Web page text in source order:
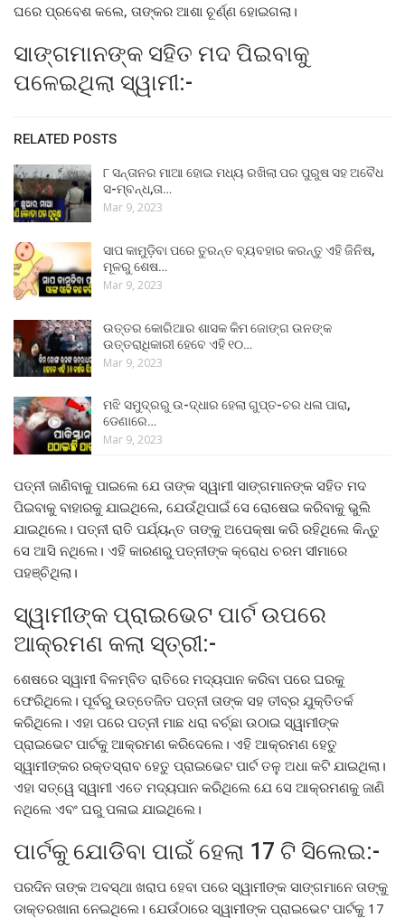
ଘରେ ପ୍ରବେଶ କଲେ, ତାଙ୍କର ଆଶା ଚୂର୍ଣ୍ଣ ହୋଇଗଲା।
ସାଙ୍ଗମାନଙ୍କ ସହିତ ମଦ ପିଇବାକୁ
ପଳେଇଥିଲା ସ୍ୱାମୀ:-
RELATED POSTS
୮ ସନ୍ତାନର ମାଆ ହୋଇ ମଧ୍ୟ ରଖିଲା ପର ପୁରୁଷ ସହ ଅବୈଧ
ସ-ମ୍ବନ୍ଧ,ତା…
Mar 9, 2023
ସାପ କାମୁଡ଼ିବା ପରେ ତୁରନ୍ତ ବ୍ୟବହାର କରନ୍ତୁ ଏହି ଜିନିଷ,
ମୂଳରୁ ଶେଷ…
Mar 9, 2023
ଉତ୍ତର କୋରିଆର ଶାସକ କିମ ଜୋଙ୍ଗ ଉନଙ୍କ
ଉତ୍ତରାଧିକାରୀ ହେବେ ଏହି ୧୦…
Mar 9, 2023
ମଝି ସମୁଦ୍ରରୁ ଉ-ଦ୍ଧାର ହେଲା ଗୁପ୍ତ-ଚର ଧଳା ପାରା,
ଡେଣାରେ…
Mar 9, 2023
ପତ୍ନୀ ଜାଣିବାକୁ ପାଇଲେ ଯେ ତାଙ୍କ ସ୍ୱାମୀ ସାଙ୍ଗମାନଙ୍କ ସହିତ ମଦ
ପିଇବାକୁ ବାହାରକୁ ଯାଇଥିଲେ, ଯେଉଁଥିପାଇଁ ସେ ରୋଷେଇ କରିବାକୁ ଭୁଲି
ଯାଇଥିଲେ। ପତ୍ନୀ ରାତି ପର୍ଯ୍ୟନ୍ତ ତାଙ୍କୁ ଅପେକ୍ଷା କରି ରହିଥିଲେ କିନ୍ତୁ
ସେ ଆସି ନଥିଲେ। ଏହି କାରଣରୁ ପତ୍ନୀଙ୍କ କ୍ରୋଧ ଚରମ ସୀମାରେ
ପହଞ୍ଚିଥିଲା।
ସ୍ୱାମୀଙ୍କ ପ୍ରାଇଭେଟ ପାର୍ଟ ଉପରେ
ଆକ୍ରମଣ କଲା ସ୍ତ୍ରୀ:-
ଶେଷରେ ସ୍ୱାମୀ ବିଳମ୍ବିତ ରାତିରେ ମଦ୍ୟପାନ କରିବା ପରେ ଘରକୁ
ଫେରିଥିଲେ। ପୂର୍ବରୁ ଉତ୍ତେଜିତ ପତ୍ନୀ ତାଙ୍କ ସହ ତୀବ୍ର ଯୁକ୍ତିତର୍କ
କରିଥିଲେ। ଏହା ପରେ ପତ୍ନୀ ମାଛ ଧରା ବର୍ଚ୍ଛା ଉଠାଇ ସ୍ୱାମୀଙ୍କ
ପ୍ରାଇଭେଟ ପାର୍ଟକୁ ଆକ୍ରମଣ କରିଦେଲେ। ଏହି ଆକ୍ରମଣ ହେତୁ
ସ୍ୱାମୀଙ୍କର ରକ୍ତସ୍ରାବ ହେତୁ ପ୍ରାଇଭେଟ ପାର୍ଟ ତଳୁ ଅଧା କଟି ଯାଇଥିଲା।
ଏହା ସତ୍ୱେ ସ୍ୱାମୀ ଏତେ ମଦ୍ୟପାନ କରିଥିଲେ ଯେ ସେ ଆକ୍ରମଣକୁ ଜାଣି
ନଥିଲେ ଏବଂ ଘରୁ ପଳାଇ ଯାଇଥିଲେ।
ପାର୍ଟକୁ ଯୋଡିବା ପାଇଁ ହେଲା 17 ଟି ସିଲେଇ:-
ପରଦିନ ତାଙ୍କ ଅବସ୍ଥା ଖରାପ ହେବା ପରେ ସ୍ୱାମୀଙ୍କ ସାଙ୍ଗମାନେ ତାଙ୍କୁ
ଡାକ୍ତରଖାନା ନେଇଥିଲେ। ଯେଉଁଠାରେ ସ୍ୱାମୀଙ୍କ ପ୍ରାଇଭେଟ ପାର୍ଟକୁ 17